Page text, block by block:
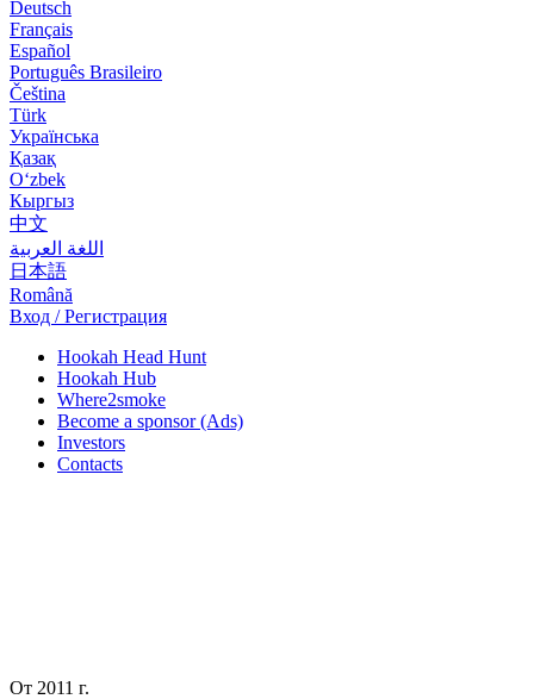
Deutsch
Français
Español
Português Brasileiro
Čeština
Türk
Українська
Қазақ
Оʻzbek
Кыргыз
中文
اللغة العربية
日本語
Română
Вход / Регистрация
Hookah Head Hunt
Hookah Hub
Where2smoke
Become a sponsor (Ads)
Investors
Contacts
От 2011 г.